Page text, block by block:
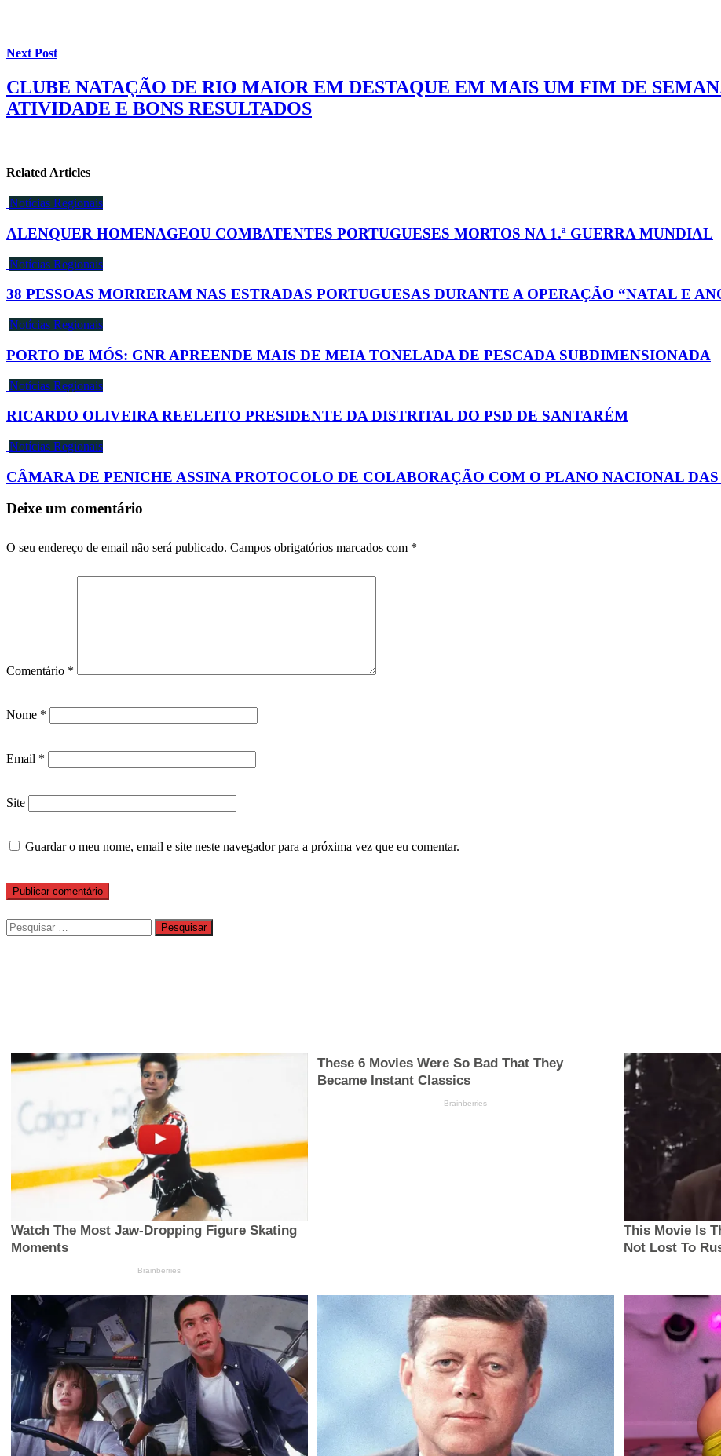
Next Post
CLUBE NATAÇÃO DE RIO MAIOR EM DESTAQUE EM MAIS UM FIM DE
ATIVIDADE E BONS RESULTADOS
Related Articles
Notícias Regionais
ALENQUER HOMENAGEOU COMBATENTES PORTUGUESES MORTOS NA 1.ª GUERRA MUNDIAL
Notícias Regionais
38 PESSOAS MORRERAM NAS ESTRADAS PORTUGUESAS DURANTE A OPERAÇÃO “NATAL E
Notícias Regionais
PORTO DE MÓS: GNR APREENDE MAIS DE MEIA TONELADA DE PESCADA SUBDIMENSIONADA
Notícias Regionais
RICARDO OLIVEIRA REELEITO PRESIDENTE DA DISTRITAL DO PSD DE SANTARÉM
Notícias Regionais
CÂMARA DE PENICHE ASSINA PROTOCOLO DE COLABORAÇÃO COM O PLANO NACIONAL DAS
Deixe um comentário
O seu endereço de email não será publicado. Campos obrigatórios marcados com *
Comentário *
Nome *
Email *
Site
Guardar o meu nome, email e site neste navegador para a próxima vez que eu comentar.
Pesquisar
por: